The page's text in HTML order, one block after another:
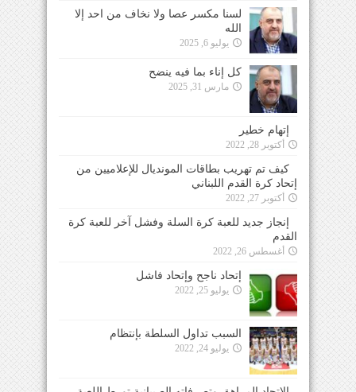
لسنا مكسر عصا ولا نخاف من احد إلا
الله
يوليو 6, 2025
كل إناء بما فيه ينضح
مارس 31, 2025
إتهام خطير
أكتوبر 28, 2022
كيف تم تهريب بطاقات المونديال للإعلاميين من
إتحاد كرة القدم اللبناني
أكتوبر 27, 2022
إنجاز جديد للعبة كرة السلة وفشل آخر للعبة كرة
القدم
أغسطس 26, 2022
إتحاد ناجح وإتحاد فاشل
يوليو 25, 2022
السبب تداول السلطة بإنتظام
يوليو 24, 2022